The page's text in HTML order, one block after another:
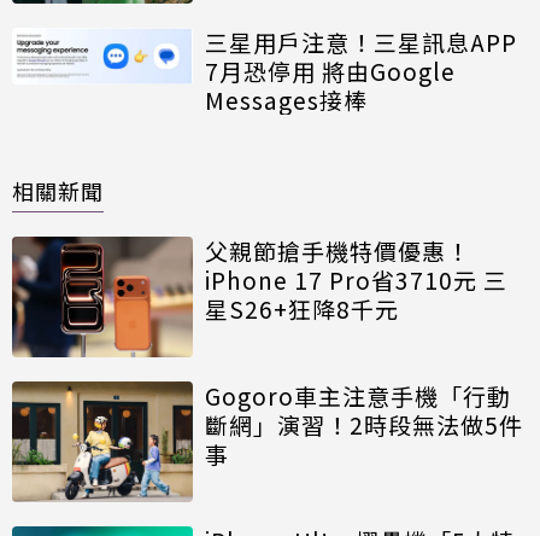
三星用戶注意！三星訊息APP
7月恐停用 將由Google
Messages接棒
相關新聞
父親節搶手機特價優惠！
iPhone 17 Pro省3710元 三
星S26+狂降8千元
Gogoro車主注意手機「行動
斷網」演習！2時段無法做5件
事